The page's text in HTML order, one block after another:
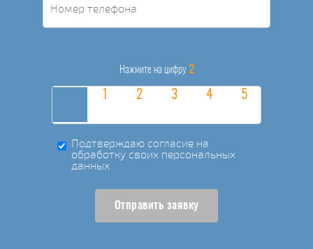
Нажмите на цифру 2
Подтверждаю согласие на
обработку своих персональных
данных
Отправить заявку